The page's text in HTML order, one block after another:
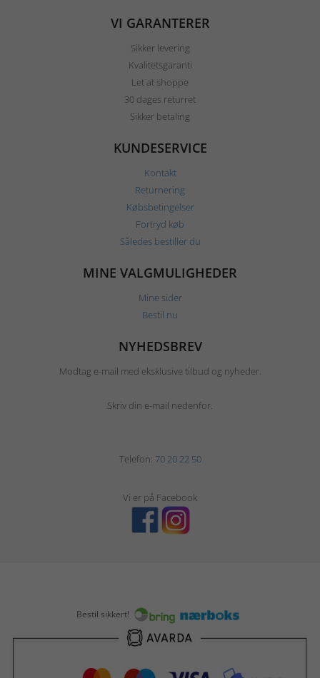
VI GARANTERER
Sikker levering
Kvalitetsgaranti
Let at shoppe
30 dages returret
Sikker betaling
KUNDESERVICE
Kontakt
Returnering
Købsbetingelser
Fortryd køb
Således bestiller du
MINE VALGMULIGHEDER
Mine sider
Bestil nu
NYHEDSBREV
Modtag e-mail med eksklusive tilbud og nyheder.
Skriv din e-mail nedenfor.
Telefon: 70 20 22 50
Vi er på Facebook
Bestil sikkert!